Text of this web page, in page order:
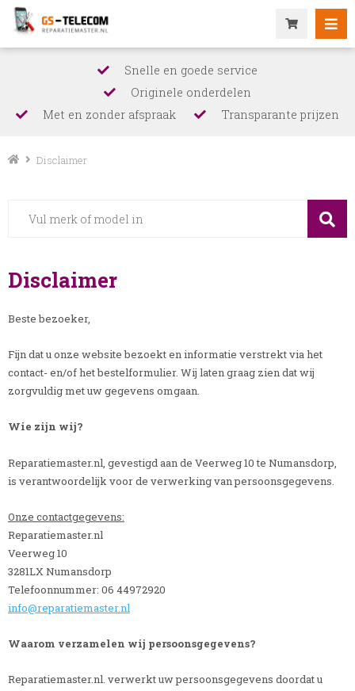
Snelle en goede service
Originele onderdelen
Met en zonder afspraak
Transparante prijzen
Disclaimer
Disclaimer
Beste bezoeker,
Fijn dat u onze website bezoekt en informatie verstrekt via het
contact- en/of het bestelformulier. Wij laten graag zien dat wij
zorgvuldig met uw gegevens omgaan.
Wie zijn wij?
Reparatiemaster.nl, gevestigd aan de Veerweg 10 te Numansdorp,
is verantwoordelijk voor de verwerking van persoonsgegevens.
Onze contactgegevens:
Reparatiemaster.nl
Veerweg 10
3281LX Numansdorp
Telefoonnummer: 06 44972920
info@reparatiemaster.nl
Waarom verzamelen wij persoonsgegevens?
Reparatiemaster.nl. verwerkt uw persoonsgegevens doordat u